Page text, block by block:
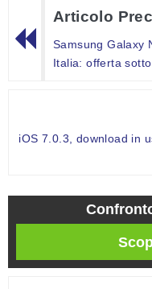
Articolo
Samsung Galaxy
Italia: offerta
iOS 7.0.3, download in